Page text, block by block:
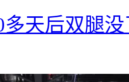
多天后双腿